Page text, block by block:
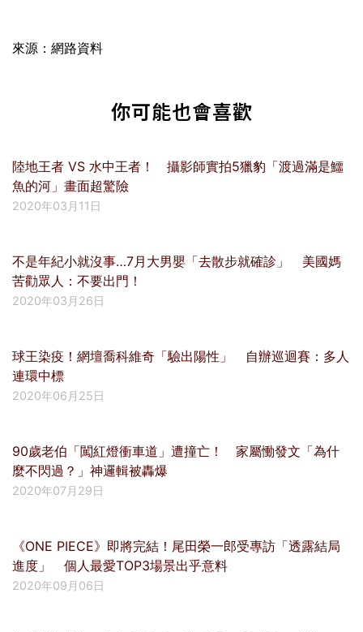
來源：網路資料
你可能也會喜歡
陸地王者 VS 水中王者！ 攝影師實拍5獵豹「渡過滿是鱷
魚的河」畫面超驚險
2020年03月11日
不是年紀小就沒事…7月大男嬰「去散步就確診」 美國媽
苦勸眾人：不要出門！
2020年03月26日
球王染疫！網壇喬科維奇「驗出陽性」 自辦巡迴賽：多人
連環中標
2020年06月25日
90歲老伯「闖紅燈衝車道」遭撞亡！ 家屬慟發文「為什
麼不閃過？」神邏輯被轟爆
2020年07月29日
《ONE PIECE》即將完結！尾田榮一郎受專訪「透露結局
進度」 個人最愛TOP3場景出乎意料
2020年09月06日